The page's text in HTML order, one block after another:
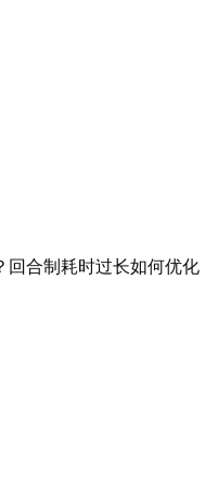
回合制耗时过长如何优化